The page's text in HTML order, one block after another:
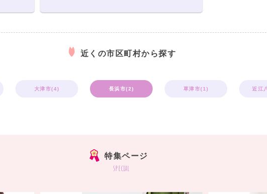
近くの市区町村から探す
大津市(4) 長浜市(2) 草津市(1) 近江
特集ページ
special